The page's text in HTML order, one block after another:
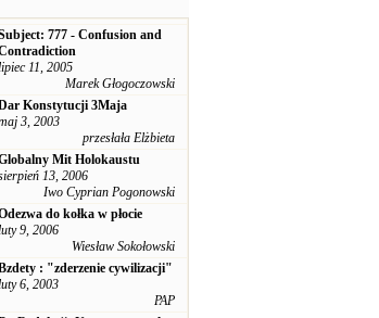
777 - Confusion and
11, 2005
Marek Głogoczowski
Konstytucji 3Maja
3, 2003
przesłała Elżbieta
Mit Holokaustu
13, 2006
Iwo Cyprian Pogonowski
do kołka w płocie
9, 2006
Wiesław Sokołowski
: "zderzenie cywilizacji"
6, 2003
PAP